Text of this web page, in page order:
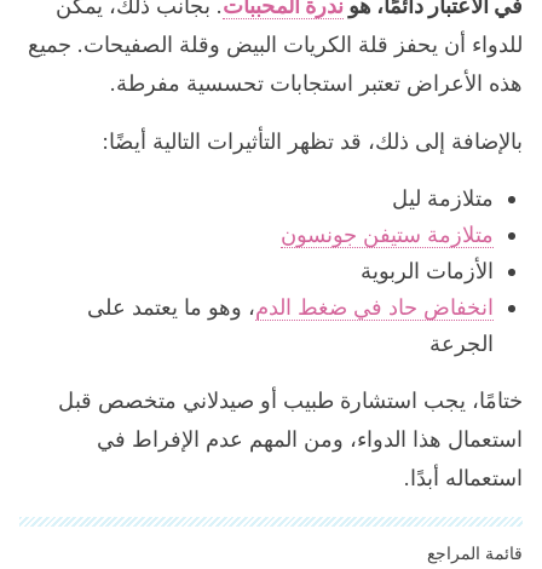
في الاعتبار دائمًا، هو ندرة المحببات. بجانب ذلك، يمكن
للدواء أن يحفز قلة الكريات البيض وقلة الصفيحات. جميع
هذه الأعراض تعتبر استجابات تحسسية مفرطة.
بالإضافة إلى ذلك، قد تظهر التأثيرات التالية أيضًا:
متلازمة ليل
متلازمة ستيفن جونسون
الأزمات الربوية
انخفاض حاد في ضغط الدم، وهو ما يعتمد على
الجرعة
ختامًا، يجب استشارة طبيب أو صيدلاني متخصص قبل
استعمال هذا الدواء، ومن المهم عدم الإفراط في
استعماله أبدًا.
قائمة المراجع